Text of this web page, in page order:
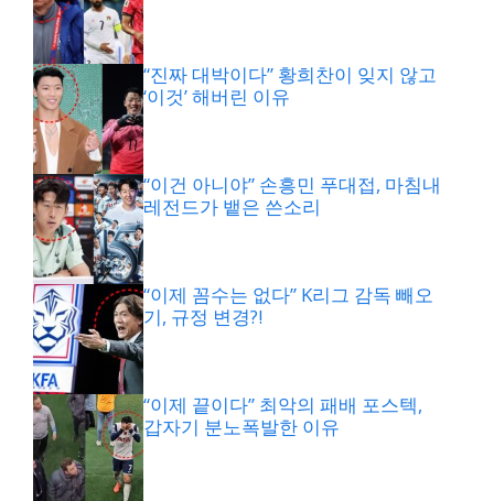
“진짜 대박이다” 황희찬이 잊지 않고
‘이것’ 해버린 이유
“이건 아니야” 손흥민 푸대접, 마침내
레전드가 뱉은 쓴소리
“이제 꼼수는 없다” K리그 감독 빼오
기, 규정 변경?!
“이제 끝이다” 최악의 패배 포스텍,
갑자기 분노폭발한 이유